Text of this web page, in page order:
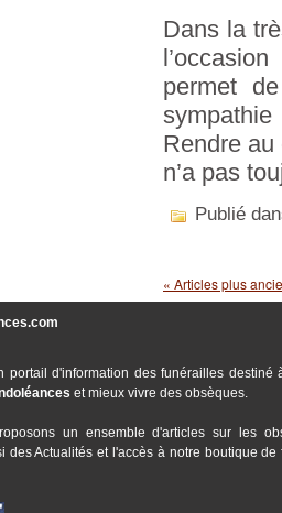
Dans la
permet
Rendre
n’a pas
Publié
« Articles plus
portail d'information des funérailles destiné
et mieux vivre des obsèques.
un ensemble d'articles sur les
des Actualités et l'accès à notre boutique